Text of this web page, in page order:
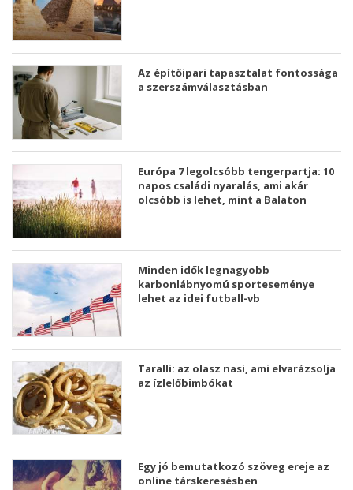
Az építőipari tapasztalat fontossága
a szerszámválasztásban
Európa 7 legolcsóbb tengerpartja: 10
napos családi nyaralás, ami akár
olcsóbb is lehet, mint a Balaton
Minden idők legnagyobb
karbonlábnyomú sporteseménye
lehet az idei futball-vb
Taralli: az olasz nasi, ami elvarázsolja
az ízlelőbimbókat
Egy jó bemutatkozó szöveg ereje az
online társkeresésben